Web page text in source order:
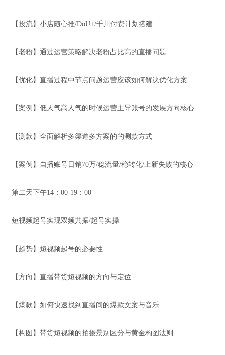
【投流】小店随心推/DoU+/千川付费计划搭建
【老粉】通过运营策略解决老粉占比高的直播问题
【优化】直播过程中节点问题运营应该如何解决优化方案
【案例】低人气高人气的时候运营主导账号的发展方向核心
【测款】全面解析多渠道多方案的的测款方式
【案例】自播账号日销70万/稳流量/稳转化/上新失败的核心
第二天下午14：00-19：00
短视频起号实现双频共振/起号实操
【趋势】短视频起号的必要性
【方向】直播带货短视频的方向与定位
【爆款】如何快速找到直播间的爆款文案与音乐
【构图】带货短视频的拍摄景别区分与黄金构图法则